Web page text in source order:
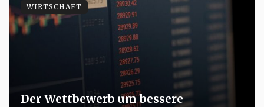
Der Wettbewerb um bessere
WIRTSCHAFT